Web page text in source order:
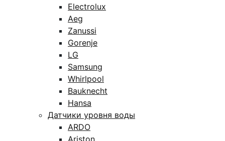
Electrolux
Aeg
Zanussi
Gorenje
LG
Samsung
Whirlpool
Bauknecht
Hansa
Датчики уровня воды
ARDO
Ariston